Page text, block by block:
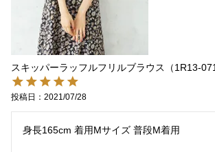
スキッパーラッフルフリルブラウス（1R13-
投稿日 2021/07/28
身長165cm 着用Mサイズ 普段M着用